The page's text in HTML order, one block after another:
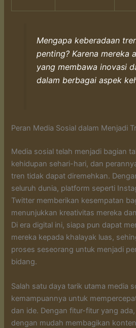
Mengapa keberadaan
penting? Karena mereka
yang membawa inovasi
dalam berbagai aspek
Peran Media Sosial dalam Menjadi
Media sosial telah menjadi bagian
kehidupan sehari-hari, dan
tren tidak dapat diremehkan.
seluruh dunia, platform seperti
Twitter memberikan kesempatan
menunjukkan kreativitas mereka
Di era digital ini, siapa pun dapat
mereka kepada khalayak luas,
proses seseorang untuk menjadi
bidang.
Salah satu daya tarik utama media
kemampuannya untuk
dan ide. Dengan fitur-fitur yang
dengan mudah membagikan